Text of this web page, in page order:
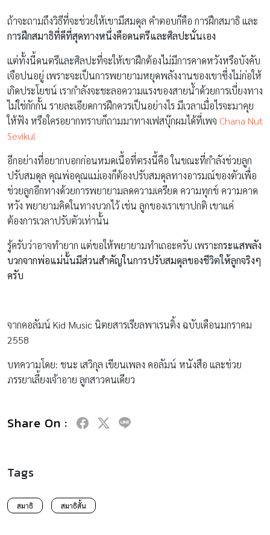
ถ้าจะถามถึงวิธีที่จะช่วยให้เขามีสมดุล คำตอบก็คือ การฝึกสมาธิ และ
การฝึกสมาธิที่ดีที่สุดทางหนึ่งคือดนตรีและศิลปะนั่นเอง
แต่ทั้งนี้ดนตรีและศิลปะที่จะให้เขาฝึกต้องไม่มีการคาดหวังหรือบังคับ
เจือปนอยู่ เพราะจะเป็นการพยายามหยุดพลังงานของเขาซึ่งไม่ก่อให้
เกิดประโยชน์ เรากำลังจะชะลอความแรงของสายน้ำด้วยการเบี่ยงทาง
ไม่ใช่กักกั้น รายละเอียดการฝึกควรเป็นอย่างไร มีเวลาเมื่อไรจะมาคุย
ให้ฟัง หรือใครอยากทราบก็ถามมาทางเฟสบุ๊กผมได้ที่เพจ Chana Nut
Sevikul
อีกอย่างที่อยากบอกก่อนหมดเนื้อที่ตรงนี้คือ ในขณะที่กำลังช่วยลูก
ปรับสมดุล คุณพ่อคุณแม่เองก็ต้องปรับสมดุลทางอารมณ์ของตัวเพื่อ
ช่วยลูกอีกทางด้วยการพยายามลดความเครียด ความทุกข์ ความคาด
หวัง พยายามคิดในทางบวกไว้ เช่น ลูกของเราเขาปกติ เขาแค่
ต้องการเวลาปรับตัวเท่านั้น
รู้ครับว่าอาจทำยาก แต่ขอให้พยายามทำเถอะครับ เพราะกระแสพลัง
บวกจากพ่อแม่นั้นมีส่วนสำคัญในการปรับสมดุลของชีวิตให้ลูกจริงๆ
ครับ
จากคอลัมน์ Kid Music นิตยสารเรียลพาเรนติ้ง ฉบับเดือนมกราคม
2558
บทความโดย: ชนะ เสวิกุล เขียนเพลง คอลัมน์ หนังสือ และช่วย
ภรรยาเลี้ยงเจ้าอาย ลูกสาวคนเดียว
Share On :
Tags
สมาธิ สมาธิสั้น